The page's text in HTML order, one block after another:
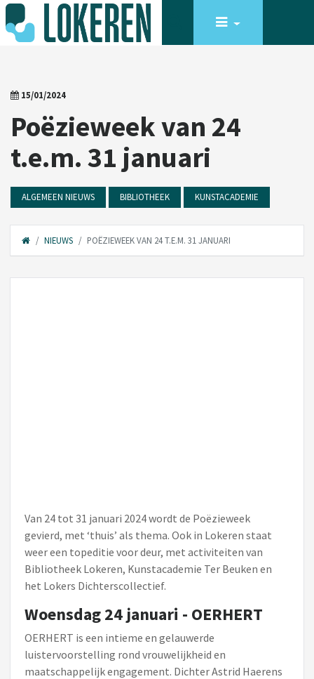
15/01/2024
Poëzieweek van 24
t.e.m. 31 januari
ALGEMEEN NIEUWS BIBLIOTHEEK KUNSTACADEMIE
NIEUWS POËZIEWEEK VAN 24 T.E.M. 31 JANUARI
Van 24 tot 31 januari 2024 wordt de Poëzieweek
gevierd, met ‘thuis’ als thema. Ook in Lokeren staat
weer een topeditie voor deur, met activiteiten van
Bibliotheek Lokeren, Kunstacademie Ter Beuken en
het Lokers Dichterscollectief.
Woensdag 24 januari - OERHERT
OERHERT is een intieme en gelauwerde
luistervoorstelling rond vrouwelijkheid en
maatschappelijk engagement. Dichter Astrid Haerens